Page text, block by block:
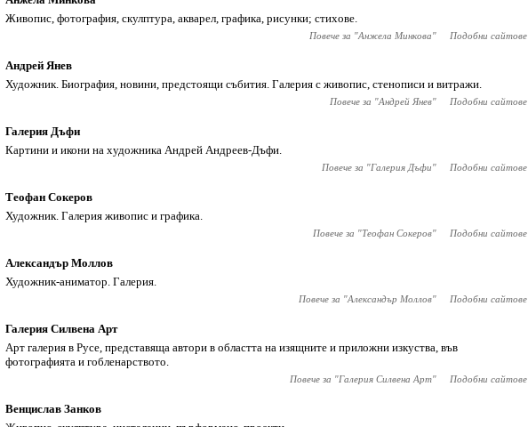
Живопис, фотография, скулптура, акварел, графика, рисунки; стихове.
Повече за "Анжела Минкова" Подобни сайтове
Андрей Янев
Художник. Биография, новини, предстоящи събития. Галерия с живопис, стенописи и витражи.
Повече за "Андрей Янев" Подобни сайтове
Галерия Дъфи
Картини и икони на художника Андрей Андреев-Дъфи.
Повече за "Галерия Дъфи" Подобни сайтове
Теофан Сокеров
Художник. Галерия живопис и графика.
Повече за "Теофан Сокеров" Подобни сайтове
Александър Моллов
Художник-аниматор. Галерия.
Повече за "Александър Моллов" Подобни сайтове
Галерия Силвена Арт
Арт галерия в Русе, представяща автори в областта на изящните и приложни изкуства, във
фотографията и гобленарството.
Повече за "Галерия Силвена Арт" Подобни сайтове
Венцислав Занков